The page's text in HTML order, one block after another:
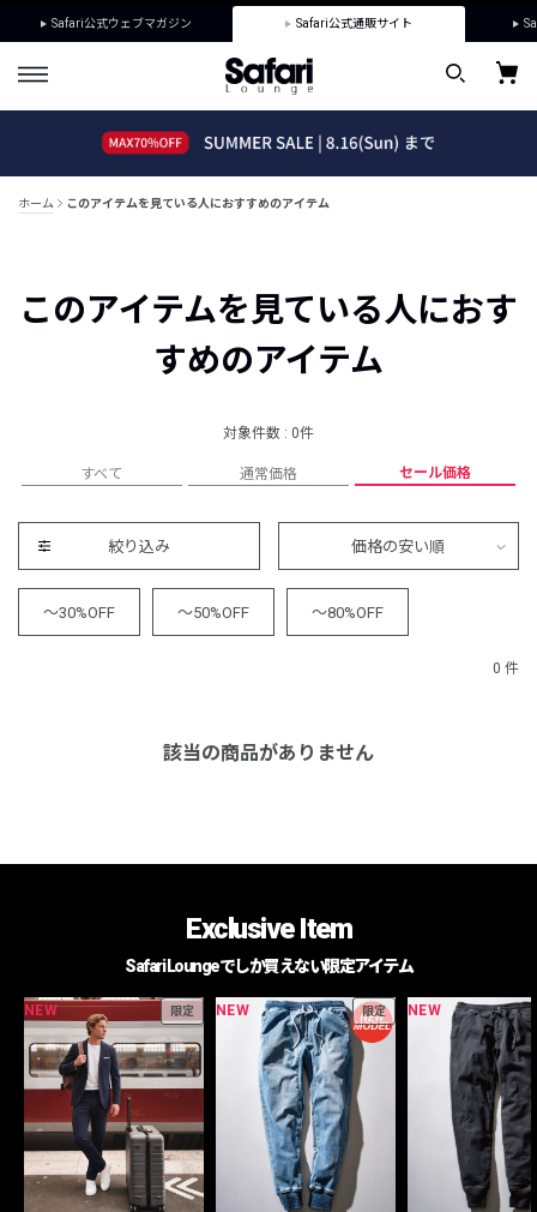
Safari公式ウェブマガジン Safari公式通販サイト
ホーム このアイテムを見ている人におすすめのアイテム
このアイテムを見ている人におす
すめのアイテム
対象件数 : 0件
すべて 通常価格 セール価格
絞り込み 価格の安い順
～30%OFF ～50%OFF ～80%OFF
0 件
該当の商品がありません
Exclusive Item
Safari Loungeでしか買えない限定アイテム
NEW 限定 NEW 限定 NEW